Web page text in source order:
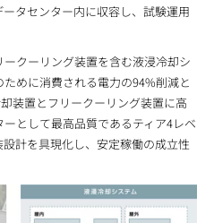
タセンター内に収容し、試験運用
クーリング装置を含む液浸冷却シ
めに消費される電力の94%削減と
装置とフリークーリング装置に高
として最高品質であるティア4レベ
計を具現化し、安定稼働の成立性